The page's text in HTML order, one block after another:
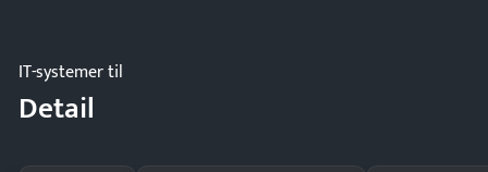
IT-systemer til
Detail